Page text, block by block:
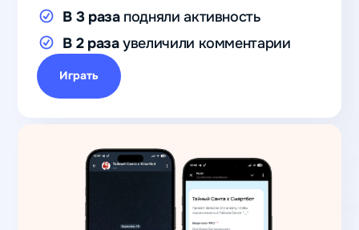
В 3 разаподняли активность
В 2 разаувеличили комментарии
Играть